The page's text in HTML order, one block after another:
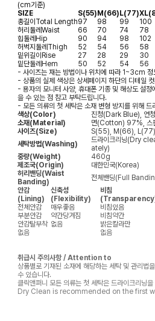
(cm기준)
SIZE
S(55) M(66) L(77)
총길이 Total Length97 98 99
100
허리둘레 Waist 66 70 74
78
힙둘레 Hip 90 94 98
102
허벅지둘레 Thigh 52 54 56
58
밑위길이 Rise 27 28 29
30
밑단둘레 Hem 50 52 54
56
- 사이즈는 재는 방법이나 위치에 따라 1~3cm 정
- 상품의 실제 색상은 상세페이지 하단의 디테일
- 용자의 모니터 사양, 휴대폰 기종 및 해상도 설정
을 수 있는 점 참고 부탁드립니다.
- 모든 의류의 첫 세탁은 소재 변형 방지를 위해 드
색상(Color)
진청(Dark Blue), 연
소재(Material)
면(Cotton) 97%, 스
사이즈(Size)
S(55), M(66),
세탁방법(Washing)
드라이크리닝(Dry
ately)
중량(Weight)
460g
제조국(Origin)
대한민국(Korea)
허리밴딩(Waist
Banding)
전체밴딩(Full
안감
(Lining)
신축성
(Flexibility)
비침
전체안감
매우좋음 비침있음
부분안감
약간당겨짐 비침약간
안감탈부착 없음 밝은칼라만
없음
없음
취급시 주의사항 / Attention to
상품별로 기재된 소재에 해당하는 세탁 및 관리법
수 있습니다.
클릭앤퍼니 모든 의류는 첫 세탁은 드라이크리닝을
Dry Clean is recommended on the first